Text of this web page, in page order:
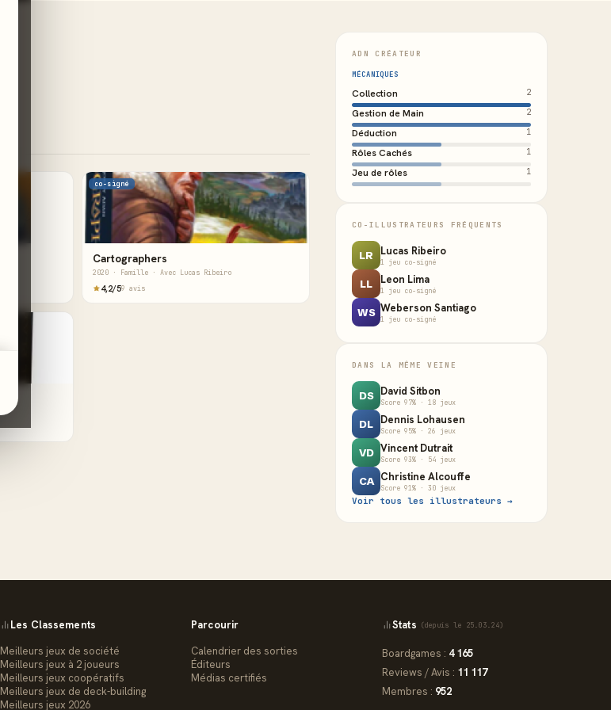
co-signé
Cartographers
2020 · Famille · Avec Lucas Ribeiro
4,2/59 avis
ADN CRÉATEUR
MÉCANIQUES
Collection 2
Gestion de Main 2
Déduction 1
Rôles Cachés 1
Jeu de rôles 1
CO-ILLUSTRATEURS FRÉQUENTS
LR Lucas Ribeiro
1 jeu co-signé
LL Leon Lima
1 jeu co-signé
WS Weberson Santiago
1 jeu co-signé
DANS LA MÊME VEINE
DS David Sitbon
Score 97% · 18 jeux
DL Dennis Lohausen
Score 95% · 26 jeux
VD Vincent Dutrait
Score 93% · 54 jeux
CA Christine Alcouffe
Score 91% · 30 jeux
Voir tous les illustrateurs →
Les Classements
Meilleurs jeux de société
Meilleurs jeux à 2 joueurs
Meilleurs jeux coopératifs
Meilleurs jeux de deck-building
Meilleurs jeux 2026
Parcourir
Calendrier des sorties
Éditeurs
Médias certifiés
Stats (depuis le 25.03.24)
Boardgames : 4 165
Reviews / Avis : 11 117
Membres : 952